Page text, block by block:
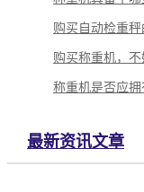
购买称重机，
最新资讯文章